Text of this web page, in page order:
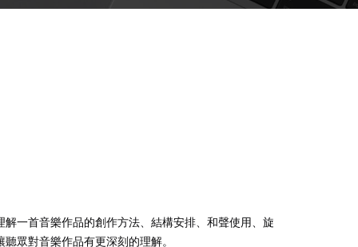
一首音樂作品的創作方法、結構安排、和聲使用、旋
眾對音樂作品有更深刻的理解。